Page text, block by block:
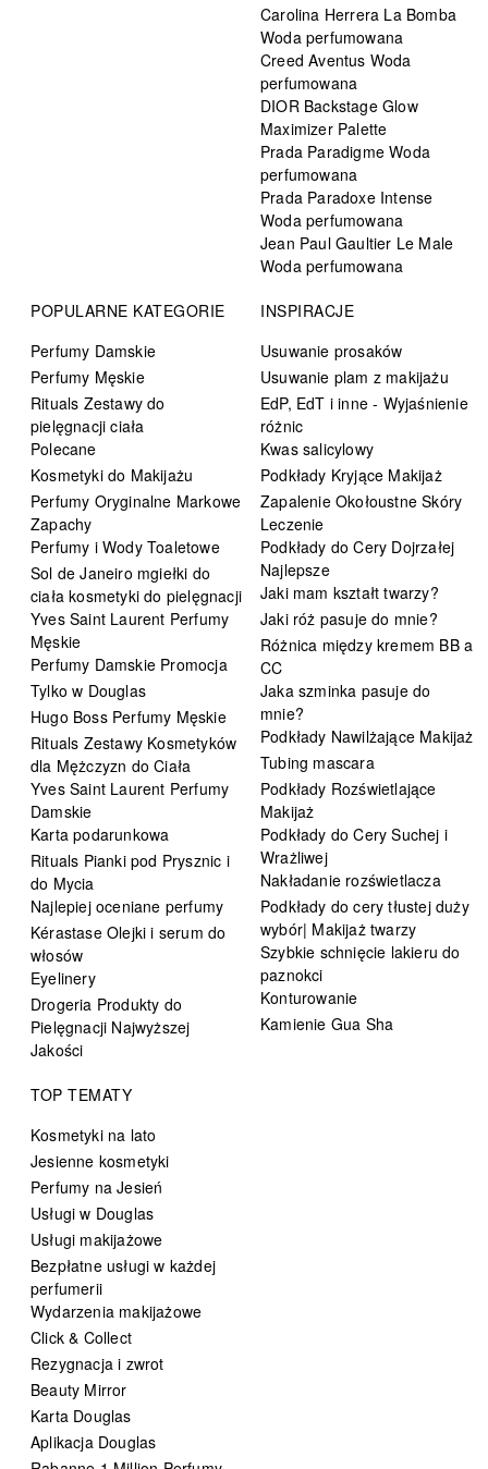
Carolina Herrera La Bomba
Woda perfumowana
Creed Aventus Woda
perfumowana
DIOR Backstage Glow
Maximizer Palette
Prada Paradigme Woda
perfumowana
Prada Paradoxe Intense
Woda perfumowana
Jean Paul Gaultier Le Male
Woda perfumowana
POPULARNE KATEGORIE
Perfumy Damskie
Perfumy Męskie
Rituals Zestawy do
pielęgnacji ciała
Polecane
Kosmetyki do Makijażu
Perfumy Oryginalne Markowe
Zapachy
Perfumy i Wody Toaletowe
Sol de Janeiro mgiełki do
ciała kosmetyki do pielęgnacji
Yves Saint Laurent Perfumy
Męskie
Perfumy Damskie Promocja
Tylko w Douglas
Hugo Boss Perfumy Męskie
Rituals Zestawy Kosmetyków
dla Mężczyzn do Ciała
Yves Saint Laurent Perfumy
Damskie
Karta podarunkowa
Rituals Pianki pod Prysznic i
do Mycia
Najlepiej oceniane perfumy
Kérastase Olejki i serum do
włosów
Eyelinery
Drogeria Produkty do
Pielęgnacji Najwyższej
Jakości
INSPIRACJE
Usuwanie prosaków
Usuwanie plam z makijażu
EdP, EdT i inne - Wyjaśnienie
różnic
Kwas salicylowy
Podkłady Kryjące Makijaż
Zapalenie Okołoustne Skóry
Leczenie
Podkłady do Cery Dojrzałej
Najlepsze
Jaki mam kształt twarzy?
Jaki róż pasuje do mnie?
Różnica między kremem BB a
CC
Jaka szminka pasuje do
mnie?
Podkłady Nawilżające Makijaż
Tubing mascara
Podkłady Rozświetlające
Makijaż
Podkłady do Cery Suchej i
Wrażliwej
Nakładanie rozświetlacza
Podkłady do cery tłustej duży
wybór| Makijaż twarzy
Szybkie schnięcie lakieru do
paznokci
Konturowanie
Kamienie Gua Sha
TOP TEMATY
Kosmetyki na lato
Jesienne kosmetyki
Perfumy na Jesień
Usługi w Douglas
Usługi makijażowe
Bezpłatne usługi w każdej
perfumerii
Wydarzenia makijażowe
Click & Collect
Rezygnacja i zwrot
Beauty Mirror
Karta Douglas
Aplikacja Douglas